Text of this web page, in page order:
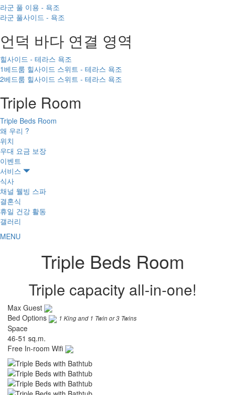
라군 풀 이용 - 욕조
라군 풀사이드 - 욕조
언덕 바다 연결 영역
힐사이드 - 테라스 욕조
1베드룸 힐사이드 스위트 - 테라스 욕조
2베드룸 힐사이드 스위트 - 테라스 욕조
Triple Room
Triple Beds Room
왜 우리 ?
위치
우대 요금 보장
이벤트
서비스
식사
채널 웰빙 스파
결혼식
휴일 건강 활동
갤러리
MENU
Triple Beds Room
Triple capacity all-in-one!
Max Guest
Bed Options
1 King and 1 Twin or 3 Twins
Space
46-51 sq.m.
Free In-room Wifi